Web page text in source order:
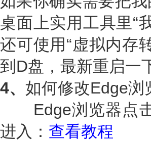
桌面上实用工具里“
还可使用“虚拟内存
到D盘，最新重启一
4、 如何修改Edge浏
Edge浏览器点击
进入： 查看教程